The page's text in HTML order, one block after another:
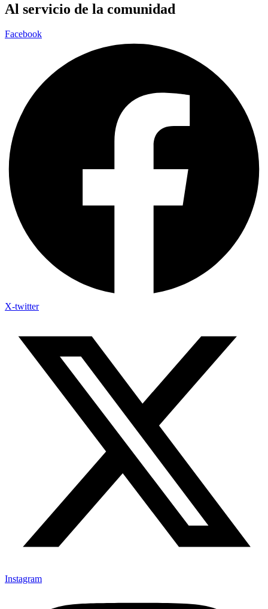
Al servicio de la comunidad
Facebook
X-twitter
Instagram